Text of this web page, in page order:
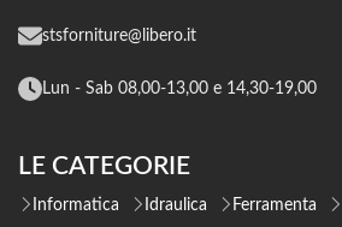
stsforniture@libero.it
Lun - Sab 08,00-13,00 e 14,30-19,00
LE CATEGORIE
Informatica Idraulica Ferramenta